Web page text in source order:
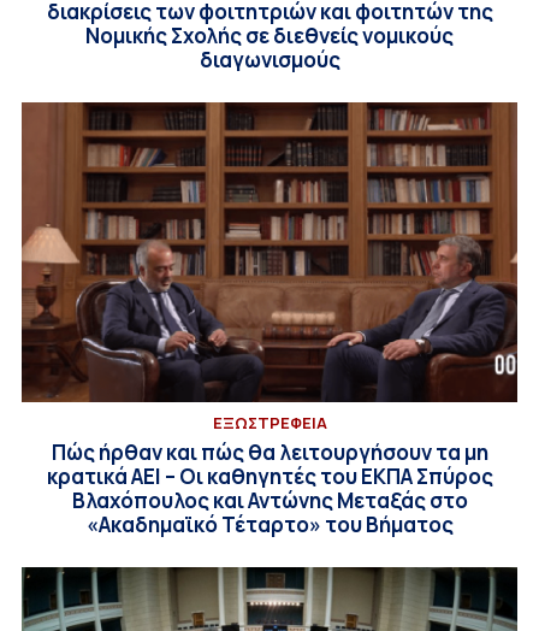
διακρίσεις των φοιτητριών και φοιτητών της
Νομικής Σχολής σε διεθνείς νομικούς
διαγωνισμούς
EΞΩΣΤΡΕΦΕΙΑ
Πώς ήρθαν και πώς θα λειτουργήσουν τα μη
κρατικά ΑΕΙ – Οι καθηγητές του ΕΚΠΑ Σπύρος
Βλαχόπουλος και Αντώνης Μεταξάς στο
«Ακαδημαϊκό Τέταρτο» του Βήματος